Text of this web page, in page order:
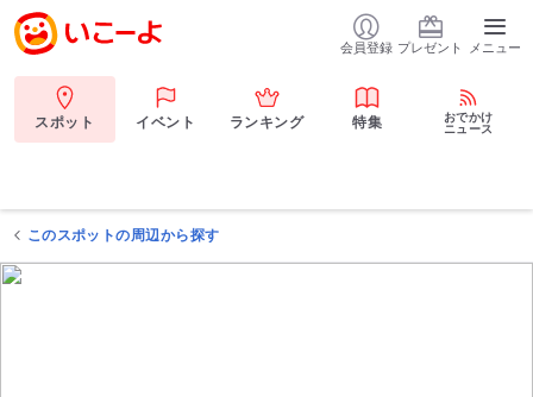
会員登録 プレゼント メニュー
スポット イベント ランキング 特集
おでかけ
ニュース
このスポットの周辺から探す